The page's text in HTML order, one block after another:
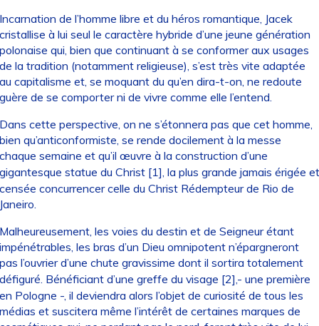
de l’homme libre et du héros romantique, Jacek
à lui seul le caractère hybride d’une jeune génération
qui, bien que continuant à se conformer aux usages
la tradition (notamment religieuse), s’est très vite adaptée
capitalisme et, se moquant du qu’en dira-t-on, ne redoute
de se comporter ni de vivre comme elle l’entend.
cette perspective, on ne s’étonnera pas que cet homme,
qu’anticonformiste, se rende docilement à la messe
semaine et qu’il œuvre à la construction d’une
statue du Christ[1], la plus grande jamais érigée et
concurrencer celle du Christ Rédempteur de Rio de
les voies du destin et de Seigneur étant
les bras d’un Dieu omnipotent n’épargneront
l’ouvrier d’une chute gravissime dont il sortira totalement
Bénéficiant d’une greffe du visage [2],- une première
Pologne -, il deviendra alors l’objet de curiosité de tous les
et suscitera même l’intérêt de certaines marques de